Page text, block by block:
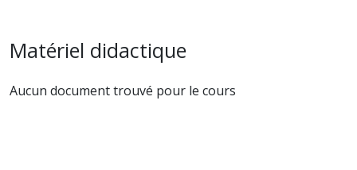
Matériel didactique
Aucun document trouvé pour le cours